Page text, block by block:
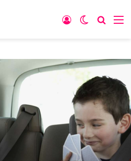
Switch skin
Войти